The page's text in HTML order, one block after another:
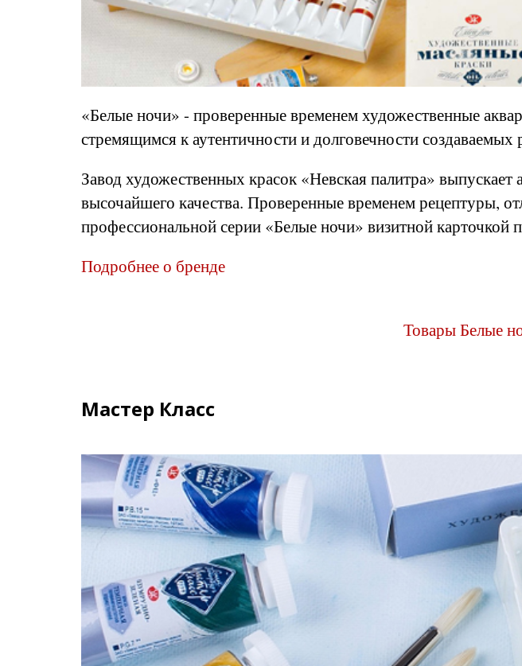
«Белые ночи» - проверенные временем художественные
стремящимся к аутентичности и долговечности создаваемых
Завод художественных красок «Невская палитра»
высочайшего качества. Проверенные временем рецептуры,
профессиональной серии «Белые ночи» визитной карточкой
Подробнее о бренде
Товары Белые
Мастер Класс